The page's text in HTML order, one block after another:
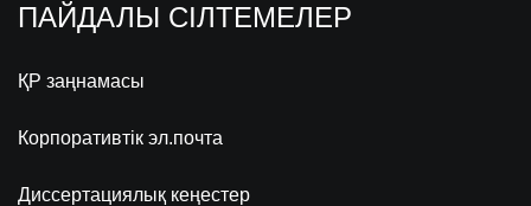
ПАЙДАЛЫ СІЛТЕМЕЛЕР
ҚР заңнамасы
Корпоративтік эл.почта
Диссертациялық кеңестер